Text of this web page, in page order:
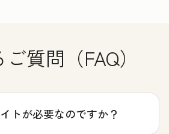
質問（FAQ）
トが必要なのですか？